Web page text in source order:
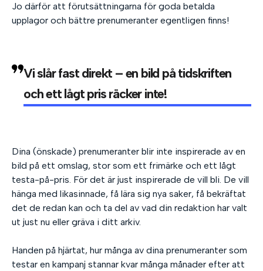
Jo därför att förutsättningarna för goda betalda
upplagor och bättre prenumeranter egentligen finns!
Vi slår fast direkt – en bild på tidskriften
och ett lågt pris räcker inte!
Dina (önskade) prenumeranter blir inte inspirerade av en
bild på ett omslag, stor som ett frimärke och ett lågt
testa-på-pris. För det är just inspirerade de vill bli. De vill
hänga med likasinnade, få lära sig nya saker, få bekräftat
det de redan kan och ta del av vad din redaktion har valt
ut just nu eller gräva i ditt arkiv.
Handen på hjärtat, hur många av dina prenumeranter som
testar en kampanj stannar kvar många månader efter att